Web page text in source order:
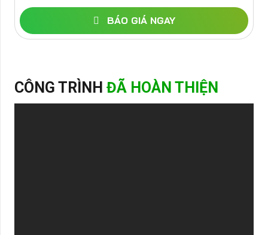
BÁO GIÁ NGAY
CÔNG TRÌNH ĐÃ HOÀN THIỆN